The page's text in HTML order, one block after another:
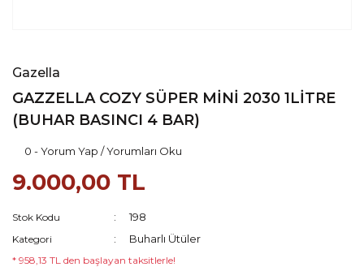
Gazella
GAZZELLA COZY SÜPER MİNİ 2030 1LİTRE
(BUHAR BASINCI 4 BAR)
0 - Yorum Yap / Yorumları Oku
9.000,00 TL
Stok Kodu 198
Kategori Buharlı Ütüler
* 958,13 TL den başlayan taksitlerle!